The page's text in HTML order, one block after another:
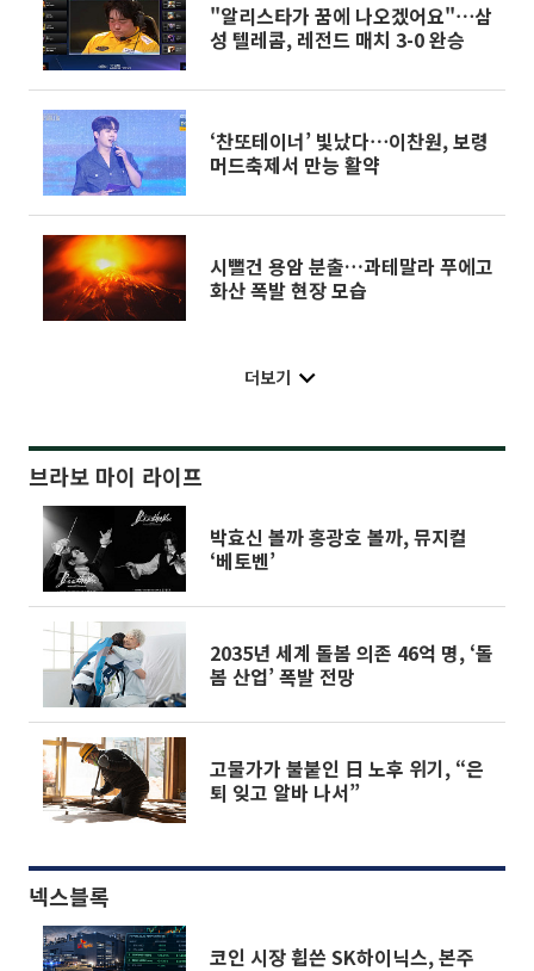
"알리스타가 꿈에 나오겠어요"⋯삼
성 텔레콤, 레전드 매치 3-0 완승
‘찬또테이너’ 빛났다⋯이찬원, 보령
머드축제서 만능 활약
시뻘건 용암 분출…과테말라 푸에고
화산 폭발 현장 모습
더보기
브라보 마이 라이프
박효신 볼까 홍광호 볼까, 뮤지컬
‘베토벤’
2035년 세계 돌봄 의존 46억 명, ‘돌
봄 산업’ 폭발 전망
고물가가 불붙인 日 노후 위기, “은
퇴 잊고 알바 나서”
넥스블록
코인 시장 휩쓴 SK하이닉스, 본주